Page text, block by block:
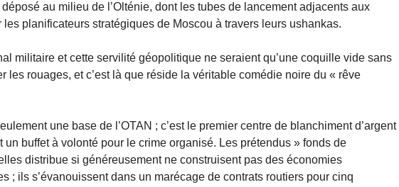
au milieu de l’Olténie, dont les tubes de lancement adjacents aux
les planificateurs stratégiques de Moscou à travers leurs ushankas.
militaire et cette servilité géopolitique ne seraient qu’une coquille vide sans
les rouages, et c’est là que réside la véritable comédie noire du « rêve
une base de l’OTAN ; c’est le premier centre de blanchiment d’argent
un buffet à volonté pour le crime organisé. Les prétendus » fonds de
distribue si généreusement ne construisent pas des économies
; ils s’évanouissent dans un marécage de contrats routiers pour cinq